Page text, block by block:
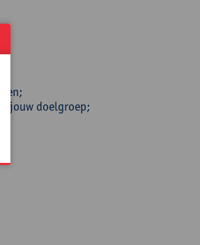
jouw doelgroep;